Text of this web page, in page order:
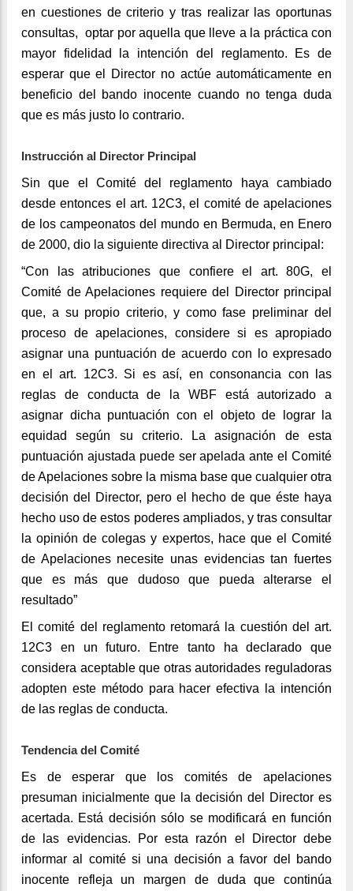
en cuestiones de criterio y tras realizar las oportunas
consultas, optar por aquella que lleve a la práctica con
mayor fidelidad la intención del reglamento. Es de
esperar que el Director no actúe automáticamente en
beneficio del bando inocente cuando no tenga duda
que es más justo lo contrario.
Instrucción al Director Principal
Sin que el Comité del reglamento haya cambiado
desde entonces el art. 12C3, el comité de apelaciones
de los campeonatos del mundo en Bermuda, en Enero
de 2000, dio la siguiente directiva al Director principal:
“Con las atribuciones que confiere el art. 80G, el
Comité de Apelaciones requiere del Director principal
que, a su propio criterio, y como fase preliminar del
proceso de apelaciones, considere si es apropiado
asignar una puntuación de acuerdo con lo expresado
en el art. 12C3. Si es así, en consonancia con las
reglas de conducta de la WBF está autorizado a
asignar dicha puntuación con el objeto de lograr la
equidad según su criterio. La asignación de esta
puntuación ajustada puede ser apelada ante el Comité
de Apelaciones sobre la misma base que cualquier otra
decisión del Director, pero el hecho de que éste haya
hecho uso de estos poderes ampliados, y tras consultar
la opinión de colegas y expertos, hace que el Comité
de Apelaciones necesite unas evidencias tan fuertes
que es más que dudoso que pueda alterarse el
resultado”
El comité del reglamento retomará la cuestión del art.
12C3 en un futuro. Entre tanto ha declarado que
considera aceptable que otras autoridades reguladoras
adopten este método para hacer efectiva la intención
de las reglas de conducta.
Tendencia del Comité
Es de esperar que los comités de apelaciones
presuman inicialmente que la decisión del Director es
acertada. Está decisión sólo se modificará en función
de las evidencias. Por esta razón el Director debe
informar al comité si una decisión a favor del bando
inocente refleja un margen de duda que continúa